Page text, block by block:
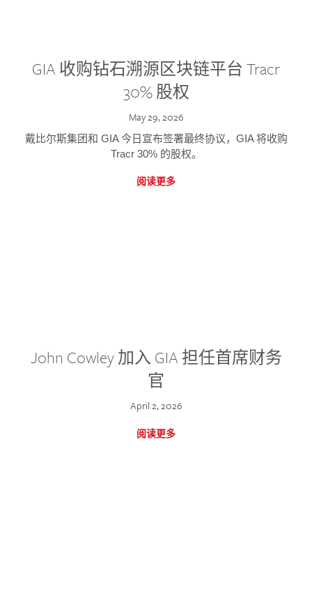
GIA 收购钻石溯源区块链平台 Tracr
30% 股权
May 29, 2026
戴比尔斯集团和 GIA 今日宣布签署最终协议，GIA 将收购
Tracr 30% 的股权。
阅读更多
John Cowley 加入 GIA 担任首席财务
官
April 2, 2026
阅读更多